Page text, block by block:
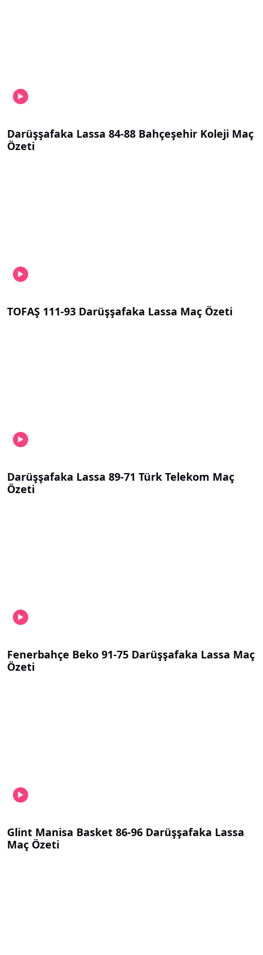
Darüşşafaka Lassa 84-88 Bahçeşehir Koleji Maç
Özeti
TOFAŞ 111-93 Darüşşafaka Lassa Maç Özeti
Darüşşafaka Lassa 89-71 Türk Telekom Maç
Özeti
Fenerbahçe Beko 91-75 Darüşşafaka Lassa Maç
Özeti
Glint Manisa Basket 86-96 Darüşşafaka Lassa
Maç Özeti